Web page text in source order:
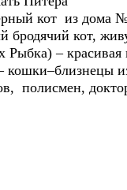
кот из дома
бродячий кот,
Рыбка) –
полисмен,